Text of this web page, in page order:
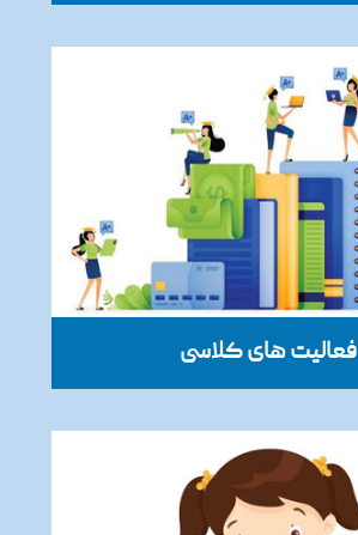
فعالیت های کلاسی